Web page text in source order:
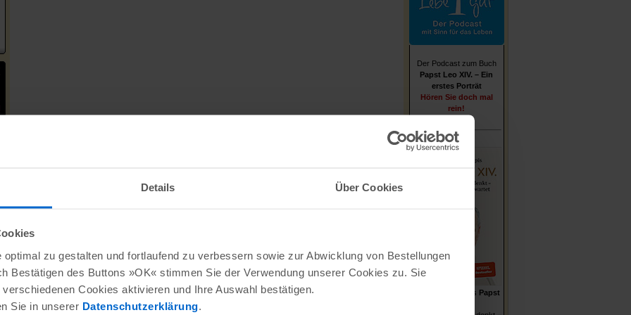
Details Über Cookies
zu gestalten und fortlaufend zu verbessern sowie zur Abwicklung von Bestellungen
Bestätigen des Buttons »OK« stimmen Sie der Verwendung unserer Cookies zu. Sie
Cookies aktivieren und Ihre Auswahl bestätigen.
Sie in unserer Datenschutzerklärung
Der Podcast zum Buch
Papst Leo XIV. – Ein
erstes Porträt
Hören Sie doch mal
rein!
Stefan von Kempis Papst